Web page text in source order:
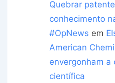
Quebrar
conhecimento
#OpNews em
American
envergonham a
científica